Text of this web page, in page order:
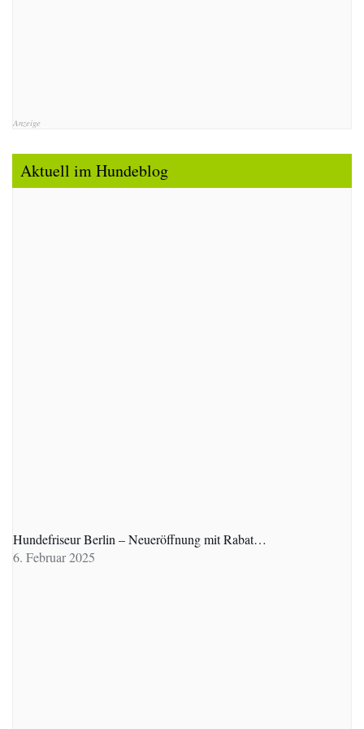
Anzeige
Aktuell im Hundeblog
Hundefriseur Berlin – Neueröffnung mit Rabat…
6. Februar 2025